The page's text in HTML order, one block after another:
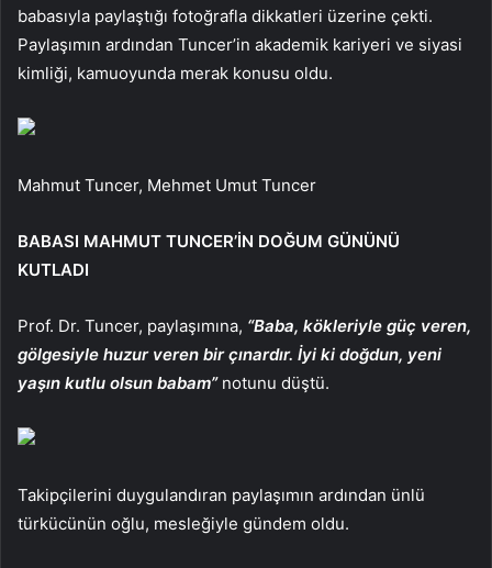
babasıyla paylaştığı fotoğrafla dikkatleri üzerine çekti.
Paylaşımın ardından Tuncer’in akademik kariyeri ve siyasi
kimliği, kamuoyunda merak konusu oldu.
Mahmut Tuncer, Mehmet Umut Tuncer
BABASI MAHMUT TUNCER’İN DOĞUM GÜNÜNÜ
KUTLADI
Prof. Dr. Tuncer, paylaşımına, “Baba, kökleriyle güç veren,
gölgesiyle huzur veren bir çınardır. İyi ki doğdun, yeni
yaşın kutlu olsun babam”notunu düştü.
Takipçilerini duygulandıran paylaşımın ardından ünlü
türkücünün oğlu, mesleğiyle gündem oldu.